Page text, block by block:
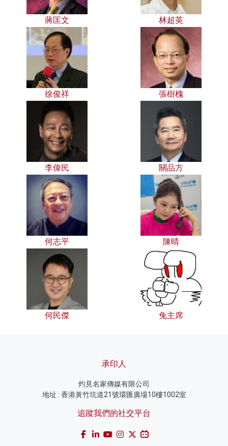
蔣匡文 林超英
徐俊祥 張樹槐
李偉民 關品方
何志平 陳晴
何民傑 兔主席
承印人
灼見名家傳媒有限公司
地址 : 香港黃竹坑道21號環匯廣場10樓1002室
追蹤我們的社交平台